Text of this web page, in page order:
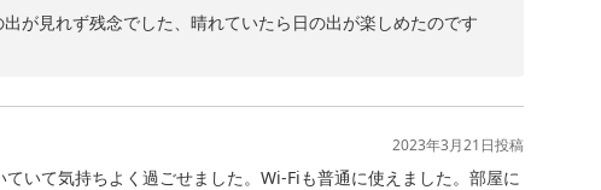
が見れず残念でした、晴れていたら日の出が楽しめたのです
べていただきありがとうございました。
2023年3月21日投稿
いて気持ちよく過ごせました。Wi-Fiも普通に使えました。部屋に